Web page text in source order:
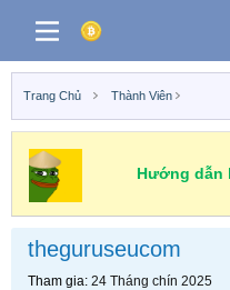
Trang Chủ Thành Viên
Hướng dẫn
theguruseucom
Tham gia 24 Tháng chín 2025